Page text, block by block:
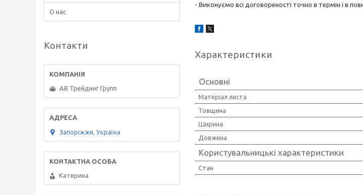
- Виконуємо всі договореності точно в термін і в
Характеристики
Основні
Матеріал листа
Товщина
Ширина
Довжина
Користувальницькі характеристики
Стан
О нас
Контакти
АВ Трейдинг Групп
Запоріжжя, Україна
Катерина